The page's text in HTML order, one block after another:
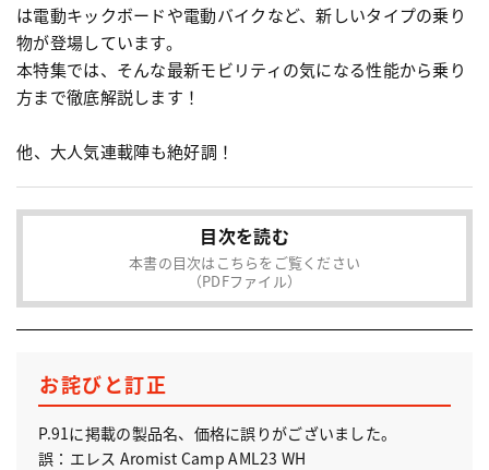
は電動キックボードや電動バイクなど、新しいタイプの乗り
物が登場しています。
本特集では、そんな最新モビリティの気になる性能から乗り
方まで徹底解説します！
他、大人気連載陣も絶好調！
目次を読む
本書の目次はこちらをご覧ください
（PDFファイル）
お詫びと訂正
P.91に掲載の製品名、価格に誤りがございました。
誤：エレス Aromist Camp AML23 WH